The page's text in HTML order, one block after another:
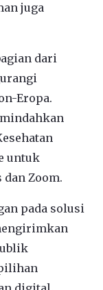
juga
dari
Eropa.
untuk
Zoom.
pada solusi